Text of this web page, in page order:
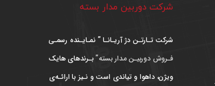
شرکت دوربین مدار بسته
شرکت تـارتـن دژ آریـانـا ” نمـایـنده رسمـی
فـروش دوربیـن مدار بسته”بـرندهای هایک
ویژن، داهوا و تیاندی است و نـیز با ارائـه‌ی